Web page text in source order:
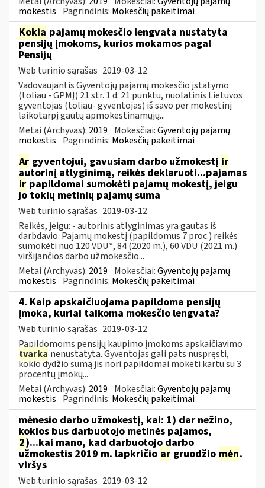
mokestis Pagrindinis: Mokesčių pakeitimai
Kokia pajamų mokesčio lengvata nustatyta
pensijų įmokoms, kurios mokamos pagal
Pensijų
Web turinio sąrašas 2019-03-12
Vadovaujantis Gyventojų pajamų mokesčio įstatymo
(toliau - GPMĮ) 21 str. 1 d. 21 punktu, nuolatinis Lietuvos
gyventojas (toliau- gyventojas) iš savo per mokestinį
laikotarpį gautų apmokestinamųjų...
Metai (Archyvas): 2019 Mokesčiai:Gyventojų pajamų
mokestis Pagrindinis: Mokesčių pakeitimai
Ar gyventojui, gavusiam darbo užmokestį ir
autorinį atlyginimą, reikės deklaruoti...pajamas
ir papildomai sumokėti pajamų mokestį, jeigu
jo tokių metinių pajamų suma
Web turinio sąrašas 2019-03-12
Reikės, jeigu: - autorinis atlyginimas yra gautas iš
darbdavio. Pajamų mokestį (papildomus 7 proc.) reikės
sumokėti nuo 120 VDU*, 84 (2020 m.), 60 VDU (2021 m.)
viršijančios darbo užmokesčio...
Metai (Archyvas): 2019 Mokesčiai:Gyventojų pajamų
mokestis Pagrindinis: Mokesčių pakeitimai
4. Kaip apskaičiuojama papildoma pensijų
įmoka, kuriai taikoma mokesčio lengvata?
Web turinio sąrašas 2019-03-12
Papildomoms pensijų kaupimo įmokoms apskaičiavimo
tvarka nenustatyta. Gyventojas gali pats nuspręsti,
kokio dydžio sumą jis nori papildomai mokėti kartu su 3
procentų įmokų...
Metai (Archyvas): 2019 Mokesčiai:Gyventojų pajamų
mokestis Pagrindinis: Mokesčių pakeitimai
mėnesio darbo užmokestį, kai: 1) dar nežino,
kokios bus darbuotojo metinės pajamos,
2)...kai mano, kad darbuotojo darbo
užmokestis 2019 m. lapkričio ar gruodžio mėn.
viršys
Web turinio sąrašas 2019-03-12